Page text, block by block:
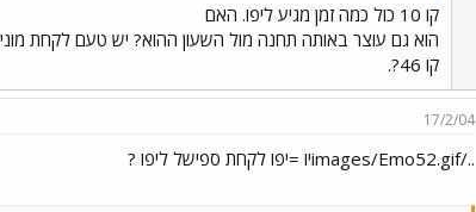
קו 10 כול כמה זמן מגיע ליפו. האם
הוא גם עוצר באותה תחנה מול השעון ההוא? יש טעם לקחת
קו 46?.
17/2/04
../images/Emo52.gifיו =יפו לקחת ספישל ליפו ?